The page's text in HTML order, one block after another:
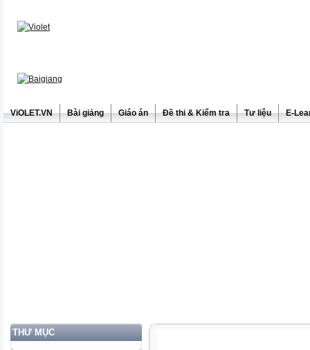
ViOLET.VN Bài giảng Giáo án Đề thi & Kiểm tra Tư liệu E-
THƯ MỤC